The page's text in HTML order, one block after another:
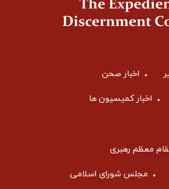
اخبار صحن
اخبار کمیسیون ها
معظم رهبری
مجلس شورای اسلامی